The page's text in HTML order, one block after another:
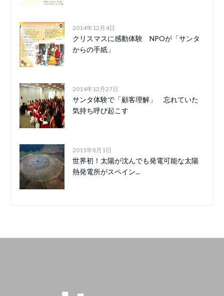
2014年12月4日
クリスマスに感動体験 NPOが「サンタ
からの手紙」
2014年12月27日
サンタ体験で「顧客理解」 忘れていた
気持ち呼び起こす
2011年8月1日
世界初！太陽が沈んでも発電可能な太陽
熱発電所がスペイン...